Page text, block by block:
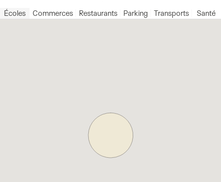
Écoles Commerces Restaurants Parking Transports Santé